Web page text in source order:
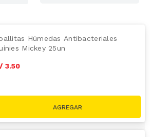
Húmedas Antibacteriales
Mickey 25un
3.50